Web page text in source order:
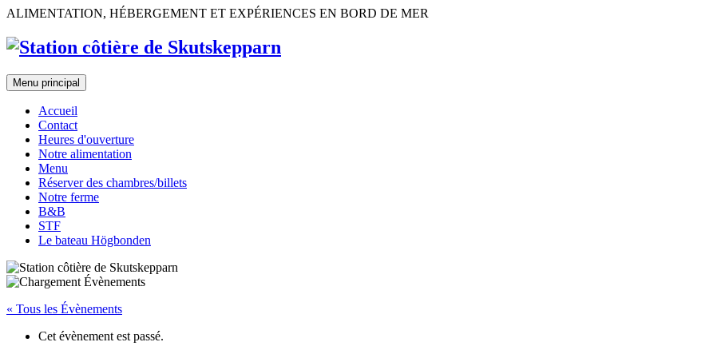
Skip
content
ALIMENTATION, HÉBERGEMENT ET EXPÉRIENCES EN BORD DE MER
Menu principal
Accueil
Contact
Heures d'ouverture
Notre alimentation
Menu
Réserver des chambres/billets
Notre ferme
B&B
STF
Le bateau Högbonden
« Tous les Évènements
Cet évènement est passé.